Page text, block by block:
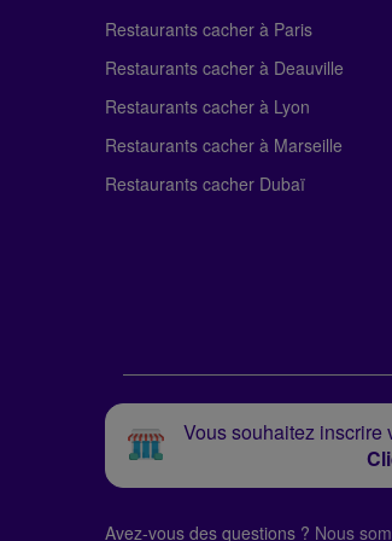
Restaurants cacher à Paris
Restaurants cacher à Deauville
Restaurants cacher à Lyon
Restaurants cacher à Marseille
Restaurants cacher Dubaï
Vous souhaitez inscrire
Avez-vous des questions ? Nous